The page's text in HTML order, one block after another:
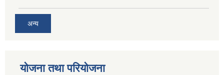
अन्य
योजना तथा परियोजना